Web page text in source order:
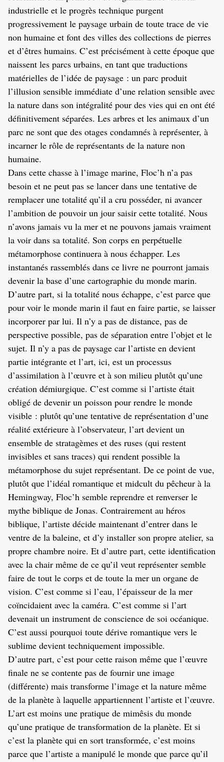
industrielle et le progrès technique purgent
progressivement le paysage urbain de toute trace de vie
non humaine et font des villes des collections de pierres
et d’êtres humains. C’est précisément à cette époque que
naissent les parcs urbains, en tant que traductions
matérielles de l’idée de paysage : un parc produit
l’illusion sensible immédiate d’une relation sensible avec
la nature dans son intégralité pour des vies qui en ont été
définitivement séparées. Les arbres et les animaux d’un
parc ne sont que des otages condamnés à représenter, à
incarner le rôle de représentants de la nature non
humaine.
Dans cette chasse à l’image marine, Floc’h n’a pas
besoin et ne peut pas se lancer dans une tentative de
remplacer une totalité qu’il a cru posséder, ni avancer
l’ambition de pouvoir un jour saisir cette totalité. Nous
n’avons jamais vu la mer et ne pouvons jamais vraiment
la voir dans sa totalité. Son corps en perpétuelle
métamorphose continuera à nous échapper. Les
instantanés rassemblés dans ce livre ne pourront jamais
devenir la base d’une cartographie du monde marin.
D’autre part, si la totalité nous échappe, c’est parce que
pour voir le monde marin il faut en faire partie, se laisser
incorporer par lui. Il n’y a pas de distance, pas de
perspective possible, pas de séparation entre l’objet et le
sujet. Il n’y a pas de paysage car l’artiste en devient
partie intégrante et l’art, ici, est un processus
d’assimilation à l’œuvre et à son milieu plutôt qu’une
création démiurgique. C’est comme si l’artiste était
obligé de devenir un poisson pour rendre le monde
visible : plutôt qu’une tentative de représentation d’une
réalité extérieure à l’observateur, l’art devient un
ensemble de stratagèmes et des ruses (qui restent
invisibles et sans traces) qui rendent possible la
métamorphose du sujet représentant. De ce point de vue,
plutôt que l’idéal romantique et midcult du pêcheur à la
Hemingway, Floc’h semble reprendre et renverser le
mythe biblique de Jonas. Contrairement au héros
biblique, l’artiste décide maintenant d’entrer dans le
ventre de la baleine, et d’y installer son propre atelier, sa
propre chambre noire. Et d’autre part, cette identification
avec la chair même de ce qu’il veut représenter semble
faire de tout le corps et de toute la mer un organe de
vision. C’est comme si l’eau, l’épaisseur de la mer
coïncidaient avec la caméra. C’est comme si l’art
devenait un instrument de conscience de soi océanique.
C’est aussi pourquoi toute dérive romantique vers le
sublime devient techniquement impossible.
D’autre part, c’est pour cette raison même que l’œuvre
finale ne se contente pas de fournir une image
(différente) mais transforme l’image et la nature même
de la planète à laquelle appartiennent l’artiste et l’œuvre.
L’art est moins une pratique de mimêsis du monde
qu’une pratique de transformation de la planète. Et si
c’est la planète qui en sort transformée, c’est moins
parce que l’artiste a manipulé le monde que parce qu’il